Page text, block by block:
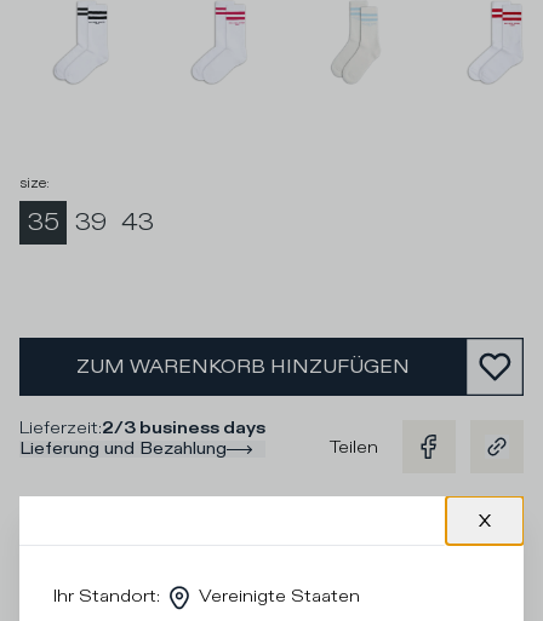
size:
35 39 43
ZUM WARENKORB HINZUFÜGEN
Lieferzeit:2/3 business days
Lieferung und Bezahlung
Teilen
Batikmuster für einen einzigartigen Look zu den Sneakers.
Ihr Standort: Vereinigte Staaten